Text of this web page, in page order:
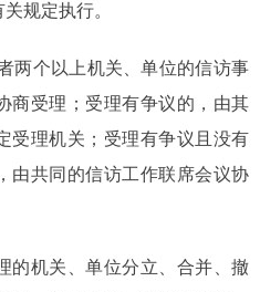
规定执行。
个以上机关、单位的信访事
商受理；受理有争议的，由其
受理机关；受理有争议且没有
由共同的信访工作联席会议协
机关、单位分立、合并、撤